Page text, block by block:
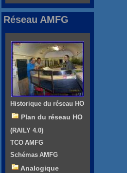
Réseau AMFG
Historique du réseau HO
Plan du réseau HO
(RAILY 4.0)
TCO AMFG
Schémas AMFG
Analogique